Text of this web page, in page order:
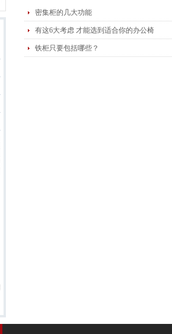
密集柜的几大功能
有这6大考虑 才能选到适合你的办公椅
铁柜只要包括哪些？